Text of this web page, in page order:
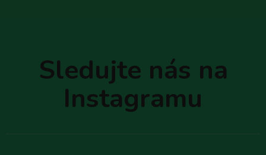
Sledujte nás na
Instagramu